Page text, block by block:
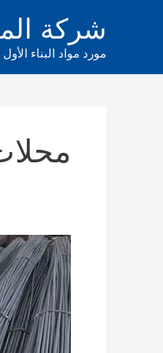
شركة
مورد مواد البناء الأول في
سعر
الحديد
في
الكويت
اليوم